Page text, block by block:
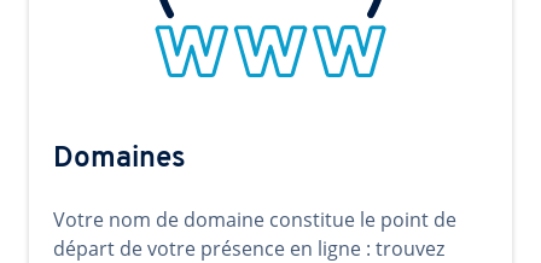
Domaines
Votre nom de domaine constitue le point de
départ de votre présence en ligne : trouvez